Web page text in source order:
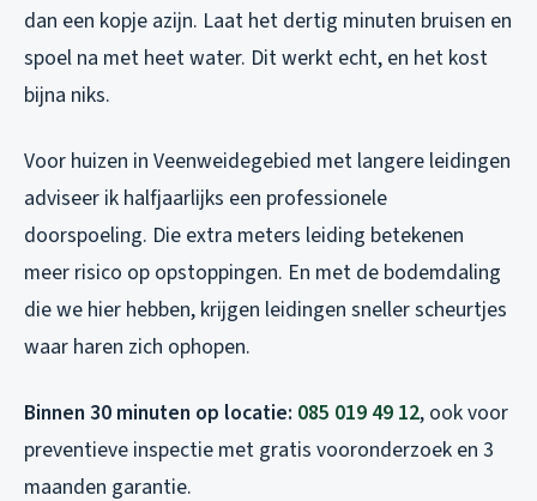
dan een kopje azijn. Laat het dertig minuten bruisen en
spoel na met heet water. Dit werkt echt, en het kost
bijna niks.
Voor huizen in Veenweidegebied met langere leidingen
adviseer ik halfjaarlijks een professionele
doorspoeling. Die extra meters leiding betekenen
meer risico op opstoppingen. En met de bodemdaling
die we hier hebben, krijgen leidingen sneller scheurtjes
waar haren zich ophopen.
Binnen 30 minuten op locatie: 085 019 49 12, ook voor
preventieve inspectie met gratis vooronderzoek en 3
maanden garantie.